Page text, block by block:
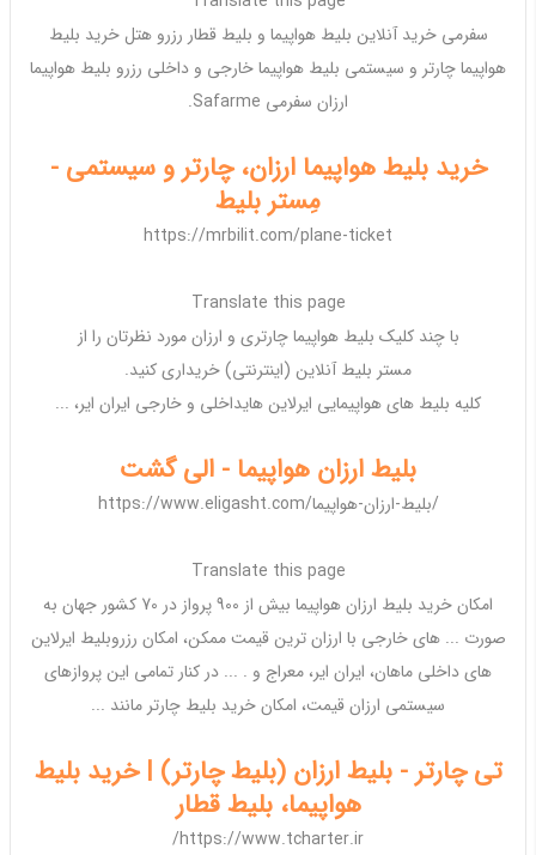
سفرمی خرید آنلاین بلیط هواپیما و بلیط قطار رزرو هتل خرید بلیط
هواپیما چارتر و سیستمی بلیط هواپیما خارجی و داخلی رزرو بلیط هواپیما
ارزان سفرمی Safarme.
خرید بلیط هواپیما ارزان، چارتر و سیستمی -
مِستر بلیط
https://mrbilit.com/plane-ticket
Translate this page
با چند کلیک بلیط هواپیماچارتری و ارزانمورد نظرتان را از
مستر بلیطآنلاین (اینترنتی) خریداری کنید.
کلیه بلیط هایهواپیمایی ایرلاین هایداخلی و خارجی ایران ایر، ...
بلیط ارزان هواپیما - الی گشت
https://www.eligasht.com/بلیط-ارزان-هواپیما/
Translate this page
امکان خرید بلیط ارزان هواپیما
بیش از 900 پرواز در 70 کشور جهان به
صورت ... هایخارجی با ارزانترین قیمت ممکن، امکان رزروبلیط ایرلاین
هایداخلی ماهان، ایران ایر، معراج و . ... در کنار تمامی این پروازهای
سیستمی ارزانقیمت، امکان خرید بلیط چارتر مانند ...
تی چارتر - بلیط ارزان (بلیط چارتر) | خرید بلیط
هواپیما، بلیط قطار
https://www.tcharter.ir/